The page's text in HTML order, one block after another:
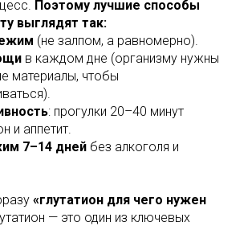
Поэтому лучшие способы
выглядят так:
(не залпом, а равномерно).
в каждом дне (организму нужны
материалы, чтобы
: прогулки 20–40 минут
и аппетит.
7–14 дней без алкоголя и
«глутатион для чего нужен
— это один из ключевых